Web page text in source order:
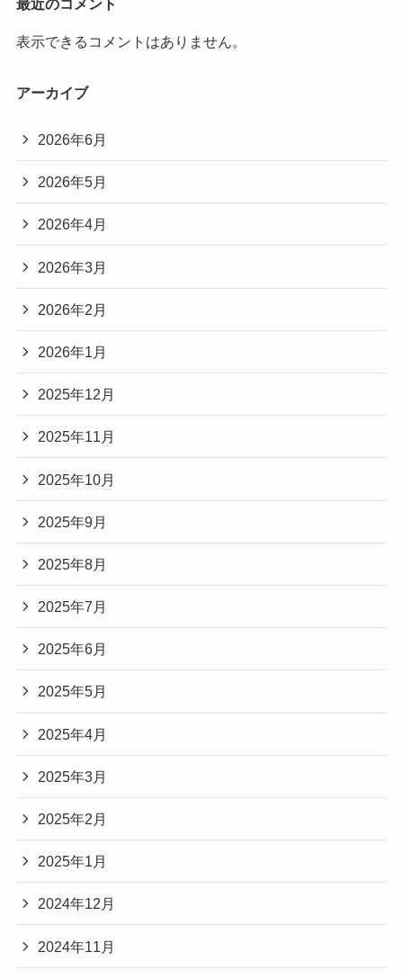
最近のコメント
表示できるコメントはありません。
アーカイブ
2026年6月
2026年5月
2026年4月
2026年3月
2026年2月
2026年1月
2025年12月
2025年11月
2025年10月
2025年9月
2025年8月
2025年7月
2025年6月
2025年5月
2025年4月
2025年3月
2025年2月
2025年1月
2024年12月
2024年11月